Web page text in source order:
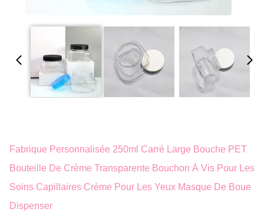
Fabrique Personnalisée 250ml Carré Large Bouche PET
Bouteille De Crème Transparente Bouchon À Vis Pour Les
Soins Capillaires Crème Pour Les Yeux Masque De Boue
Dispenser